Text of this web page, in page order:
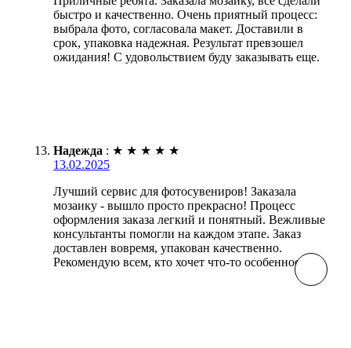
быстро и качественно. Очень приятный процесс:
выбрала фото, согласовала макет. Доставили в
срок, упаковка надежная. Результат превзошел
ожидания! С удовольствием буду заказывать еще.
Надежда : ★ ★ ★ ★ ★
13.02.2025
Лучший сервис для фотосувениров! Заказала
мозаику - вышло просто прекрасно! Процесс
оформления заказа легкий и понятный. Вежливые
консультанты помогли на каждом этапе. Заказ
доставлен вовремя, упакован качественно.
Рекомендую всем, кто хочет что-то особенное!